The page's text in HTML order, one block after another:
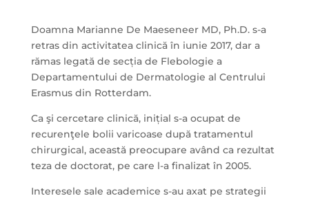
Doamna Marianne De Maeseneer MD, Ph.D. s-a
retras din activitatea clinică în iunie 2017, dar a
rămas legată de secția de Flebologie a
Departamentului de Dermatologie al Centrului
Erasmus din Rotterdam.
Ca şi cercetare clinică, inițial s-a ocupat de
recurenţele bolii varicoase după tratamentul
chirurgical, această preocupare având ca rezultat
teza de doctorat, pe care l-a finalizat în 2005.
Interesele sale academice s-au axat pe strategii